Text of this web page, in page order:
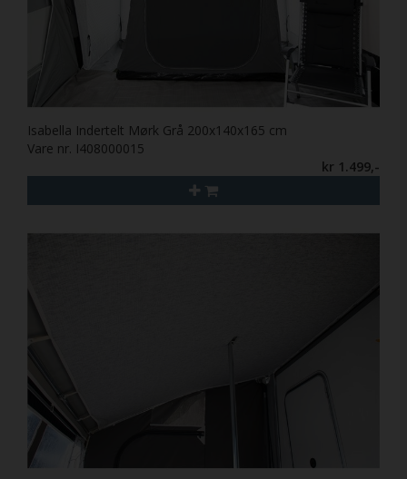
Isabella Indertelt Mørk Grå 200x140x165 cm
Vare nr. I408000015
kr 1.499,-